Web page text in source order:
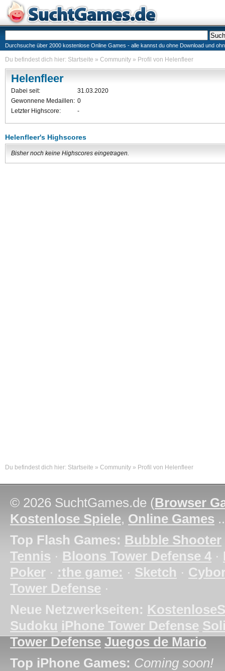
Durchsuche über 2000 kostenlose Online Games - alle kannst du ohne Download und
Du befindest dich hier: Startseite » Community » Profil von Helenfleer
Helenfleer
Dabei seit:
31.03.2020
Gewonnene Medaillen: 0
Letzter Highscore:
-
Helenfleer's Highscores
Bisher noch keine Highscores eingetragen.
Du befindest dich hier: Startseite » Community » Profil von Helenfleer
© 2026 SuchtGames.de (Browser
Kostenlose Spiele, Online Games
Top Flash Games: Bubble Shooter
Tennis · Bloons Tower Defense 4 ·
Poker · :the game: · Sketch ·
Tower Defense ·
Neue Netzwerkseiten:
Sudoku iPhone Tower Defense
Tower Defense Juegos de Mario
Top iPhone Games: Coming soon!